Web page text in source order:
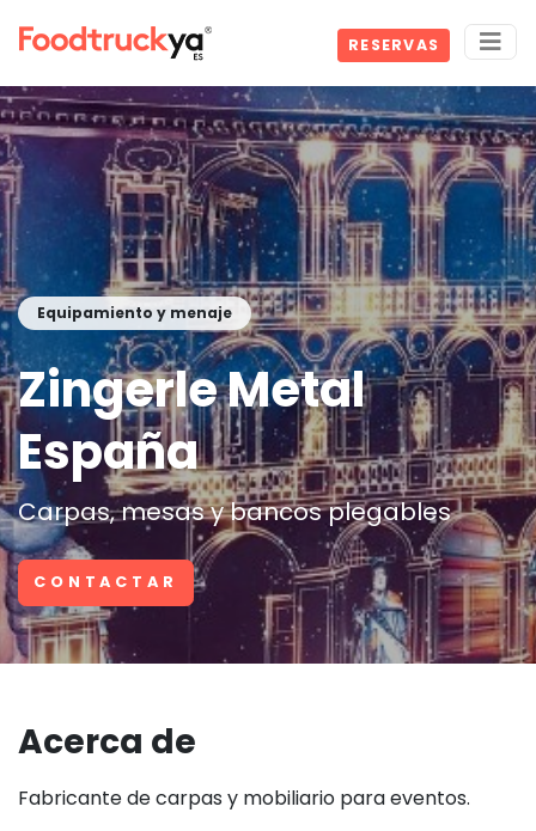
RESERVAS
Equipamiento y menaje
Zingerle Metal
España
Carpas, mesas y bancos plegables
CONTACTAR
Acerca de
Fabricante de carpas y mobiliario para eventos.